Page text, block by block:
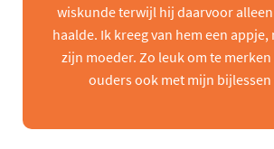
wiskunde terwijl hij daarvoor
haalde. Ik kreeg van hem een appje,
zijn moeder. Zo leuk om te
ouders ook met mijn